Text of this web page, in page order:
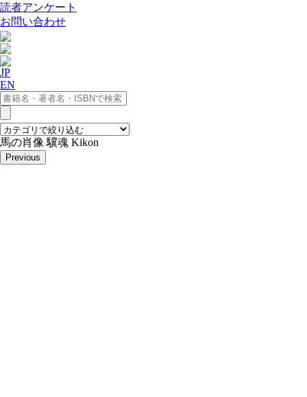
読者アンケート
お問い合わせ
JP
EN
馬の肖像 驥魂 Kikon
Previous